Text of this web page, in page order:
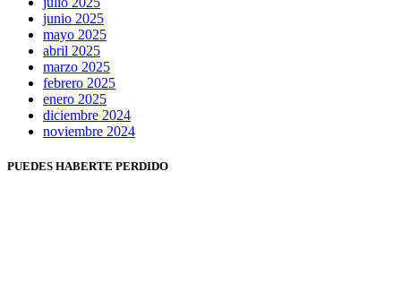
junio 2025
mayo 2025
abril 2025
marzo 2025
febrero 2025
enero 2025
diciembre 2024
noviembre 2024
PUEDES HABERTE PERDIDO